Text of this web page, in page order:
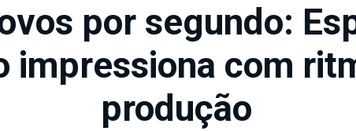
por segundo:
impressiona com
produção